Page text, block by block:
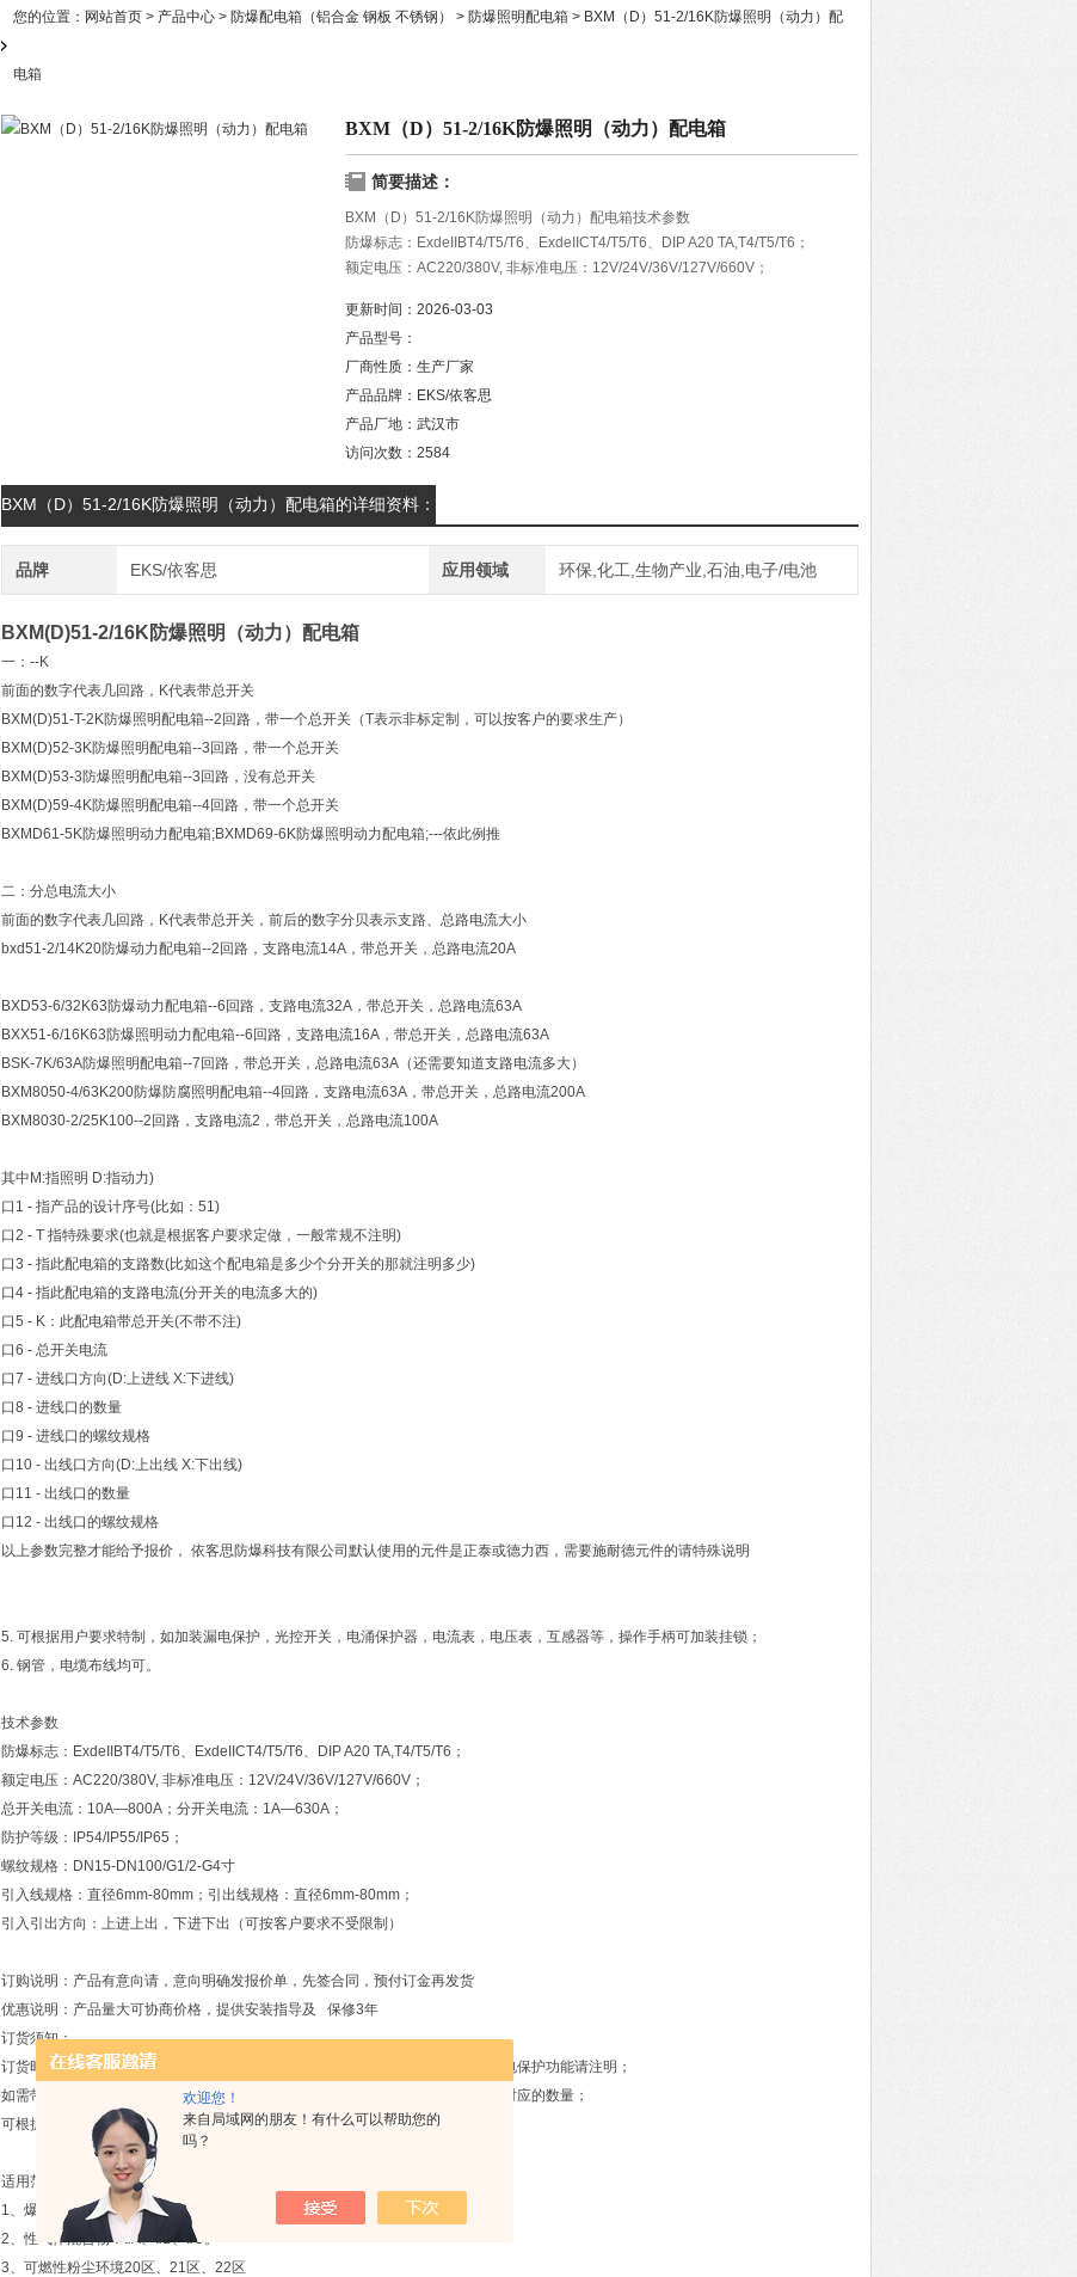
欢迎您！
来自局域网的朋友！有什么可以帮助您的
吗？
您的位置： 网站首页 > 产品中心 > 防爆配电箱（铝合金 钢板 不锈钢） > 防爆照明配电箱 > BXM（D）51-2/16K防爆照明（动力）配
电箱
BXM（D）51-2/16K防爆照明（动力）配电箱
简要描述：
BXM（D）51-2/16K防爆照明（动力）配电箱技术参数
防爆标志：ExdeIIBT4/T5/T6、ExdeIICT4/T5/T6、DIP A20 TA,T4/T5/T6；
额定电压：AC220/380V, 非标准电压：12V/24V/36V/127V/660V；
防护等级：IP54/IP55/IP65；
更新时间： 2026-03-03
产品型号：
厂商性质： 生产厂家
产品品牌： EKS/依客思
产品厂地： 武汉市
访问次数： 2584
BXM（D）51-2/16K防爆照明（动力）配电箱的详细资料：
品牌 EKS/依客思 应用领域 环保,化工,生物产业,石油,电子/电池
BXM(D)51-2/16K防爆照明（动力）配电箱
一：--K
前面的数字代表几回路，K代表带总开关
BXM(D)51-T-2K防爆照明配电箱--2回路，带一个总开关（T表示非标定制，可以按客户的要求生产）
BXM(D)52-3K防爆照明配电箱--3回路，带一个总开关
BXM(D)53-3防爆照明配电箱--3回路，没有总开关
BXM(D)59-4K防爆照明配电箱--4回路，带一个总开关
BXMD61-5K防爆照明动力配电箱;BXMD69-6K防爆照明动力配电箱;---依此例推
二：分总电流大小
前面的数字代表几回路，K代表带总开关，前后的数字分贝表示支路、总路电流大小
bxd51-2/14K20防爆动力配电箱--2回路，支路电流14A，带总开关，总路电流20A
BXD53-6/32K63防爆动力配电箱--6回路，支路电流32A，带总开关，总路电流63A
BXX51-6/16K63防爆照明动力配电箱--6回路，支路电流16A，带总开关，总路电流63A
BSK-7K/63A防爆照明配电箱--7回路，带总开关，总路电流63A（还需要知道支路电流多大）
BXM8050-4/63K200防爆防腐照明配电箱--4回路，支路电流63A，带总开关，总路电流200A
BXM8030-2/25K100--2回路，支路电流2，带总开关，总路电流100A
其中M:指照明 D:指动力)
口1 - 指产品的设计序号(比如：51)
口2 - T 指特殊要求(也就是根据客户要求定做，一般常规不注明)
口3 - 指此配电箱的支路数(比如这个配电箱是多少个分开关的那就注明多少)
口4 - 指此配电箱的支路电流(分开关的电流多大的)
口5 - K：此配电箱带总开关(不带不注)
口6 - 总开关电流
口7 - 进线口方向(D:上进线 X:下进线)
口8 - 进线口的数量
口9 - 进线口的螺纹规格
口10 - 出线口方向(D:上出线 X:下出线)
口11 - 出线口的数量
口12 - 出线口的螺纹规格
以上参数完整才能给予报价， 依客思防爆科技有限公司默认使用的元件是正泰或德力西，需要施耐德元件的请特殊说明
5. 可根据用户要求特制，如加装漏电保护，光控开关，电涌保护器，电流表，电压表，互感器等，操作手柄可加装挂锁；
6. 钢管，电缆布线均可。
技术参数
防爆标志：ExdeIIBT4/T5/T6、ExdeIICT4/T5/T6、DIP A20 TA,T4/T5/T6；
额定电压：AC220/380V, 非标准电压：12V/24V/36V/127V/660V；
总开关电流：10A—800A；分开关电流：1A—630A；
防护等级：IP54/IP55/IP65；
螺纹规格：DN15-DN100/G1/2-G4寸
引入线规格：直径6mm-80mm；引出线规格：直径6mm-80mm；
引入引出方向：上进上出，下进下出（可按客户要求不受限制）
订购说明：产品有意向请，意向明确发报价单，先签合同，预付订金再发货
优惠说明：产品量大可协商价格，提供安装指导及 保修3年
订货须知：
订货时应注明配电箱的支路数，各支路相应的电流以及断路器的极数，若需带漏电保护功能请注明；
如需带总开关则请注明总开关的电流用极数，并注明进出线方向，进出线规格及对应的数量；
可根据用户要求进行特殊设计，用户需提供电气系统图。
适用范围
1、爆炸性气体混合物危险场所：1区、2区。
2、性气体混合物：ⅡA、ⅡB、ⅡC。
3、可燃性粉尘环境20区、21区、22区